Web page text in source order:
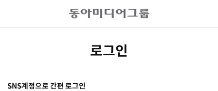
로그인
SNS계정으로 간편 로그인